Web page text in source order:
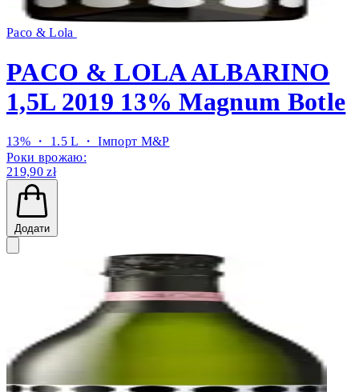
Paco & Lola
PACO & LOLA ALBARINO
1,5L 2019 13% Magnum Botle
13% ・ 1.5 L ・Імпорт M&P
Роки врожаю:
219,90 zł
Додати